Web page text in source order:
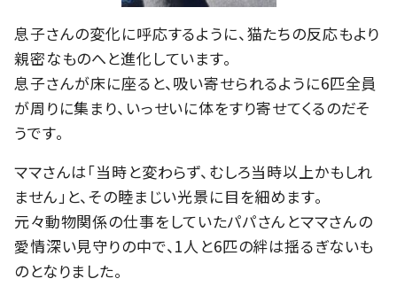
息子さんの変化に呼応するように、猫たちの反応もより
親密なものへと進化しています。
息子さんが床に座ると、吸い寄せられるように6匹全員
が周りに集まり、いっせいに体をすり寄せてくるのだそ
うです。
ママさんは「当時と変わらず、むしろ当時以上かもしれ
ません」と、その睦まじい光景に目を細めます。
元々動物関係の仕事をしていたパパさんとママさんの
愛情深い見守りの中で、1人と6匹の絆は揺るぎないも
のとなりました。